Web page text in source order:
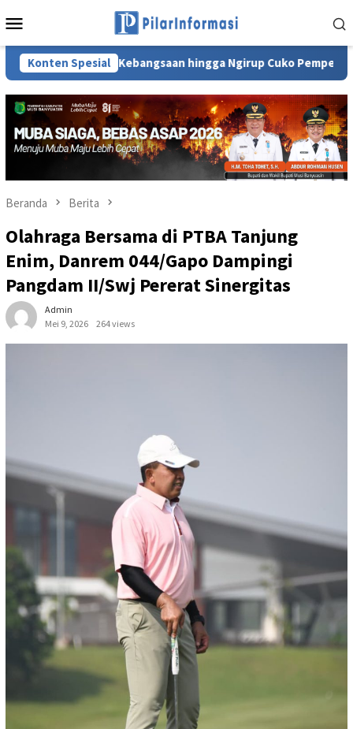
ke
Mobile
Konten Spesial
Kebangsaan hingga Ngirup Cuko Pempek di Sungai
Beranda Berita
Olahraga Bersama di PTBA Tanjung
Enim, Danrem 044/Gapo Dampingi
Pangdam II/Swj Pererat Sinergitas
Admin
Mei 9, 2026
264 views